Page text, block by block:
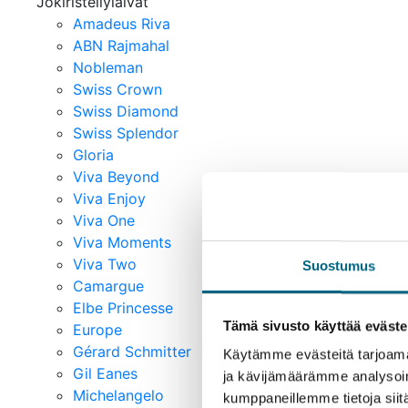
Suostumus
Tämä sivusto käyttää
Käytämme evästeitä
ja kävijämäärämme
kumppaneillemme tietoja
Amadeus Riva
ABN Rajmahal
Nobleman
Swiss Crown
Swiss Diamond
Swiss Splendor
Gloria
Viva Beyond
Viva Enjoy
Viva One
Viva Moments
Viva Two
Camargue
Elbe Princesse
Europe
Gérard Schmitter
Gil Eanes
Michelangelo